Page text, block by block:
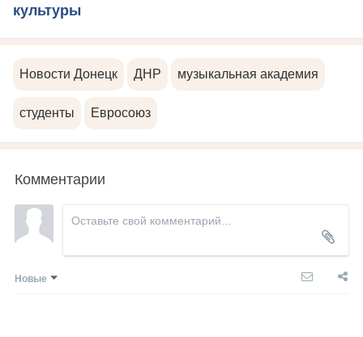
культуры
Новости Донецк ДНР музыкальная академия
студенты Евросоюз
Комментарии
Новые